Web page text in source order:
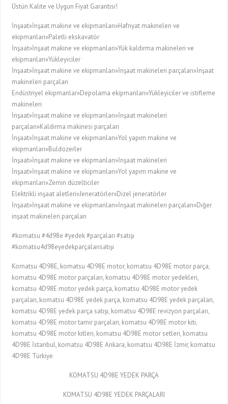
Üstün Kalite ve Uygun Fiyat Garantisi!
İnşaat»İnşaat makine ve ekipmanları»Hafriyat makineleri ve
ekipmanları»Paletli ekskavatör
İnşaat»İnşaat makine ve ekipmanları»Yük kaldırma makineleri ve
ekipmanları»Yükleyiciler
İnşaat»İnşaat makine ve ekipmanları»İnşaat makineleri parçaları»İnşaat
makineleri parçaları
Endüstriyel ekipmanlar»Depolama ekipmanları»Yükleyiciler ve istifleme
makineleri
İnşaat»İnşaat makine ve ekipmanları»İnşaat makineleri
parçaları»Kaldırma makinesi parçaları
İnşaat»İnşaat makine ve ekipmanları»Yol yapım makine ve
ekipmanları»Buldozerler
İnşaat»İnşaat makine ve ekipmanları»İnşaat makineleri
İnşaat»İnşaat makine ve ekipmanları»Yol yapım makine ve
ekipmanları»Zemin düzelticiler
Elektrikli inşaat aletleri»Jeneratörler»Dizel jeneratörler
İnşaat»İnşaat makine ve ekipmanları»İnşaat makineleri parçaları»Diğer
inşaat makineleri parçaları
#komatsu #4d98e #yedek #parçaları #satışı
#komatsu4d98eyedekparçalarısatışı
Komatsu 4D98E, komatsu 4D98E motor, komatsu 4D98E motor parça,
komatsu 4D98E motor parçaları, komatsu 4D98E motor yedekleri,
komatsu 4D98E motor yedek parça, komatsu 4D98E motor yedek
parçaları, komatsu 4D98E yedek parça, komatsu 4D98E yedek parçaları,
komatsu 4D98E yedek parça satışı, komatsu 4D98E revizyon parçaları,
komatsu 4D98E motor tamir parçaları, komatsu 4D98E motor kiti,
komatsu 4D98E motor kitleri, komatsu 4D98E motor setleri, komatsu
4D98E İstanbul, komatsu 4D98E Ankara, komatsu 4D98E İzmir, komatsu
4D98E Türkiye
KOMATSU 4D98E YEDEK PARÇA
KOMATSU 4D98E YEDEK PARÇALARI